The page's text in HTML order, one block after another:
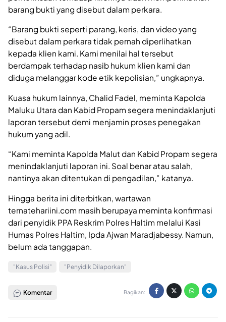
barang bukti yang disebut dalam perkara.
“Barang bukti seperti parang, keris, dan video yang
disebut dalam perkara tidak pernah diperlihatkan
kepada klien kami. Kami menilai hal tersebut
berdampak terhadap nasib hukum klien kami dan
diduga melanggar kode etik kepolisian,” ungkapnya.
Kuasa hukum lainnya, Chalid Fadel, meminta Kapolda
Maluku Utara dan Kabid Propam segera menindaklanjuti
laporan tersebut demi menjamin proses penegakan
hukum yang adil.
“Kami meminta Kapolda Malut dan Kabid Propam segera
menindaklanjuti laporan ini. Soal benar atau salah,
nantinya akan ditentukan di pengadilan,” katanya.
Hingga berita ini diterbitkan, wartawan
ternatehariini.com masih berupaya meminta konfirmasi
dari penyidik PPA Reskrim Polres Haltim melalui Kasi
Humas Polres Haltim, Ipda Ajwan Maradjabessy. Namun,
belum ada tanggapan.
"Kasus Polisi" "Penyidik Dilaporkan"
Komentar Bagikan: